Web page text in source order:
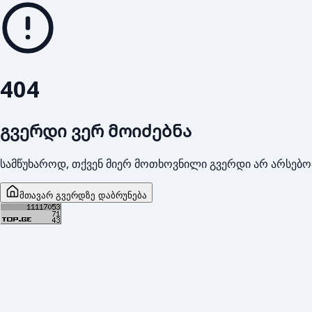
404
გვერდი ვერ მოიძებნა
სამწუხაროდ, თქვენ მიერ მოთხოვნილი გვერდი არ
მთავარ გვერდზე დაბრუნება